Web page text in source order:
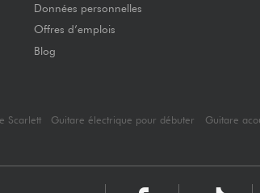
Données personnelles
Offres d’emplois
Blog
Scarlett Guitare électrique pour débuter
Guitare